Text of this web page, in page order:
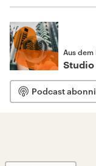
Aus dem
Studio
Podcast